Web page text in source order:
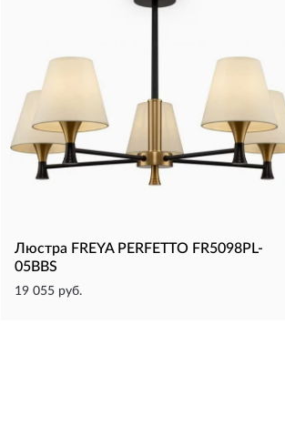
Люстра FREYA PERFETTO FR5098PL-
05BBS
19 055 руб.